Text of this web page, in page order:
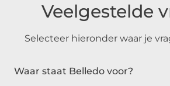
Veelgestelde
Selecteer hieronder waar je
Waar staat Belledo voor?